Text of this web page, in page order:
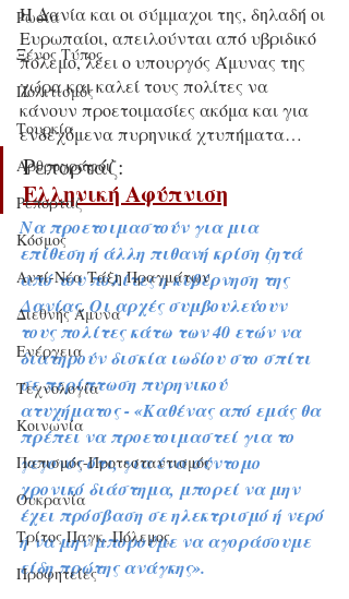
Ρωσία
Ξένος Τύπος
Πολιτισμός
Τουρκία
Αρθρογράφοι
Ρεπορτάζ
Κόσμος
Αντί-Νέα Τάξη Πραγμάτων
Διεθνής Άμυνα
Ενέργεια
Τεχνολογία
Κοινωνία
Παπισμός-Προτεσταντισμός
Ουκρανία
Τρίτος Παγκ. Πόλεμος
Προφητείες
Η Δανία και οι σύμμαχοι της, δηλαδή οι
Ευρωπαίοι, απειλούνται από υβριδικό
πόλεμο, λέει ο υπουργός Άμυνας της
χώρα και καλεί τους πολίτες να
κάνουν προετοιμασίες ακόμα και για
ενδεχόμενα πυρηνικά χτυπήματα…
Ρεπορτάζ:
Ελληνική Αφύπνιση
Να προετοιμαστούν για μια
επίθεση ή άλλη πιθανή κρίση ζητά
από του πολίτες η κυβέρνηση της
Δανίας. Οι αρχές συμβουλεύουν
τους πολίτες κάτω των 40 ετών να
διατηρούν δισκία ιωδίου στο σπίτι
σε περίπτωση πυρηνικού
ατυχήματος - «Καθένας από εμάς θα
πρέπει να προετοιμαστεί για το
γεγονός ότι, για ένα σύντομο
χρονικό διάστημα, μπορεί να μην
έχει πρόσβαση σε ηλεκτρισμό ή νερό
ή να μην μπορούμε να αγοράσουμε
είδη πρώτης ανάγκης».